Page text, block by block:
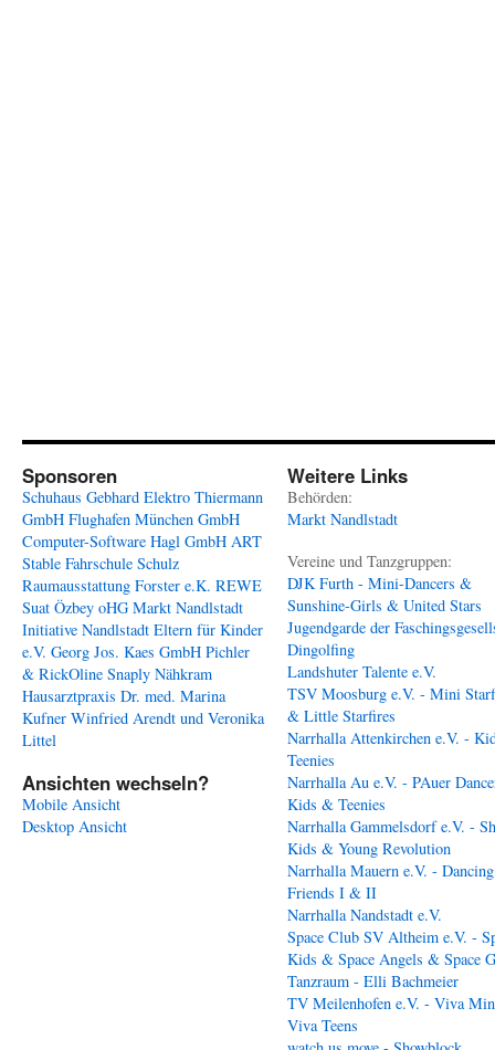
Sponsoren
Schuhaus Gebhard Elektro Thiermann
GmbH Flughafen München GmbH
Computer-Software Hagl GmbH ART
Stable Fahrschule Schulz
Raumausstattung Forster e.K. REWE
Suat Özbey oHG Markt Nandlstadt
Initiative Nandlstadt Eltern für Kinder
e.V. Georg Jos. Kaes GmbH Pichler
& RickOline Snaply Nähkram
Hausarztpraxis Dr. med. Marina
Kufner Winfried Arendt und Veronika
Littel
Ansichten wechseln?
Mobile Ansicht
Desktop Ansicht
Weitere Links
Behörden:
Markt Nandlstadt
Vereine und Tanzgruppen:
DJK Furth - Mini-Dancers &
Sunshine-Girls & United Stars
Jugendgarde der
Dingolfing
Landshuter Talente e.V.
TSV Moosburg e.V. - Mini
& Little Starfires
Narrhalla Attenkirchen e.V. -
Teenies
Narrhalla Au e.V. - PAuer
Kids & Teenies
Narrhalla Gammelsdorf e.V. -
Kids & Young Revolution
Narrhalla Mauern e.V. - Dancing
Friends I & II
Narrhalla Nandstadt e.V.
Space Club SV Altheim e.V. -
Kids & Space Angels & Space
Tanzraum - Elli Bachmeier
TV Meilenhofen e.V. - Viva
Viva Teens